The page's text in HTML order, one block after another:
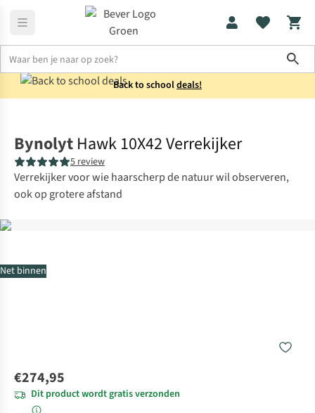
Back to schooldeals!
Net binnen
Bynolyt Hawk 10X42 Verrekijker
5 review
Verrekijker voor wie haarscherp de natuur wil observeren,
ook op grotere afstand
€274,95
Dit product wordt gratis verzonden